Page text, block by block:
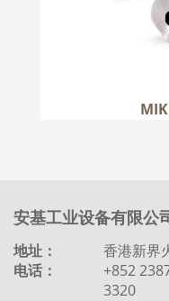
安基工业设备有限公
地址：
香港新界
电话：
+852
3320